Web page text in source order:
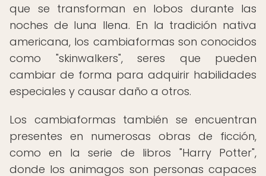
que se transforman en lobos durante las
noches de luna llena. En la tradición nativa
americana, los cambiaformas son conocidos
como "skinwalkers", seres que pueden
cambiar de forma para adquirir habilidades
especiales y causar daño a otros.
Los cambiaformas también se encuentran
presentes en numerosas obras de ficción,
como en la serie de libros "Harry Potter",
donde los animagos son personas capaces